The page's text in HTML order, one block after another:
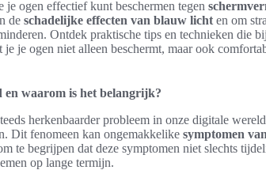
je ogen effectief kunt beschermen tegen
de schadelijke effecten van blauw licht en om
Ontdek praktische tips en technieken die
je ogen niet alleen beschermt, maar ook
en waarom is het belangrijk?
herkenbaarder probleem in onze digitale
Dit fenomeen kan ongemakkelike symptomen
te begrijpen dat deze symptomen niet slechts
op lange termijn.